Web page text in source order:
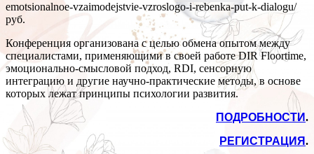
emotsionalnoe-vzaimodejstvie-vzroslogo-i-rebenka-put-k-dialogu/
руб.
Конференция организована с целью обмена опытом между
специалистами, применяющими в своей работе DIR Floortime,
эмоционально-смысловой подход, RDI, сенсорную
интеграцию и другие научно-практические методы, в основе
которых лежат принципы психологии развития.
ПОДРОБНОСТИ.
РЕГИСТРАЦИЯ.